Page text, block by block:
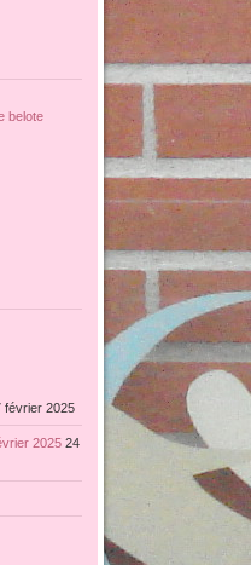
belote
février 2025
2025 24